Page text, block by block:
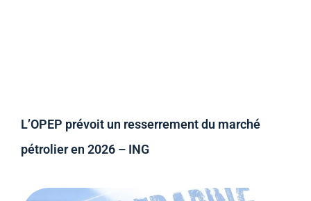
L’OPEP prévoit un resserrement du marché
pétrolier en 2026 – ING